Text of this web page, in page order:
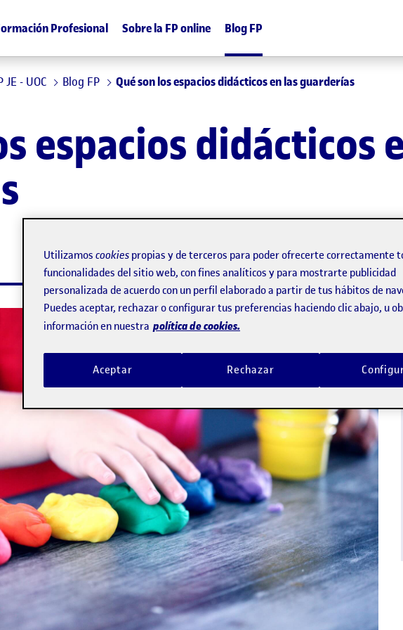
Profesional Sobre la FP online Blog FP
- UOC Blog FP Qué son los espacios didácticos en las guarderías
espacios didácticos
Utilizamos cookies propias y de terceros para poder ofrecerte correctamente
funcionalidades del sitio web, con fines analíticos y para mostrarte publicidad
personalizada de acuerdo con un perfil elaborado a partir de tus hábitos de
Puedes aceptar, rechazar o configurar tus preferencias haciendo clic abajo, u
información en nuestra política de cookies.
Rechazar
Aceptar